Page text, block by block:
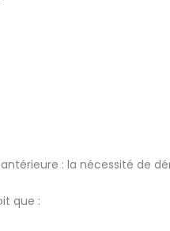
: la nécessité de
que :